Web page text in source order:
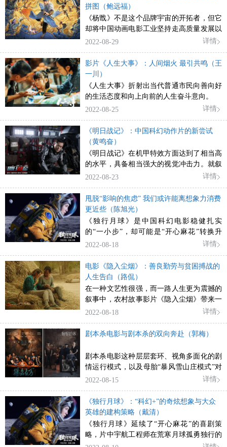
拼图（鲍远福）
《杨戬》不是这个品牌宇宙的开拓者，但它
却将中国动画电影工业坚持走高质量发展以
及继续推陈出新的产业化革新路子的决心更
2022-08-29 详情
影片《人生大事》：人间烟火 最引共鸣（王
一川）
《人生大事》折射出当代普通市民向善向好
的生活态度和向上向前的人生奋斗意向。
2022-08-25
详情
《明日战记》：中国科幻动作片的新尝试
（黄鸣奋）
《明日战记》在机甲特效方面达到了相当高
的水平，具备相当强大的视觉冲击力。就叙
事而言，它所表达的环保理念令人深思。
2022-08-23 详情
甩脱“影响的焦虑” 我们或许能离想象力消费
更近些（陈旭光）
《独行月球》是中国科幻电影稳健扎实
的“一小步”，却可能是“开心麻花”转换升
级，开疆拓土的一大步。
2022-08-18 详情
电影《隐入尘烟》：善良勤劳与贫困搏战的
人生告白（路侃）
在一种文艺性很强，而一路人生更为震撼的
叙事中，农村故事影片《隐入尘烟》带来一
曲艰难生活中美丽人性的朴素赞歌，一段农
2022-08-18 详情
剧本杀电影与剧本杀的双向奔赴（郭梅）
剧本杀电影这种层层套环、视角多面化的剧
情运行模式，以及母胎“暴风雪山庄模式”对
于人物的“绝境”限制，能够深刻直观地展现
等多个层面进行深入的探讨
2022-08-15 详情
《独行月球》：“科幻+”的奇炫想象与大众
英雄的建构策略（戴清）
《独行月球》延续了“开心麻花”的喜剧策
略，片中宇航工程师在荒寒月球孤勇独行的
奇幻想象让观众获得了视听震撼的沉浸式体